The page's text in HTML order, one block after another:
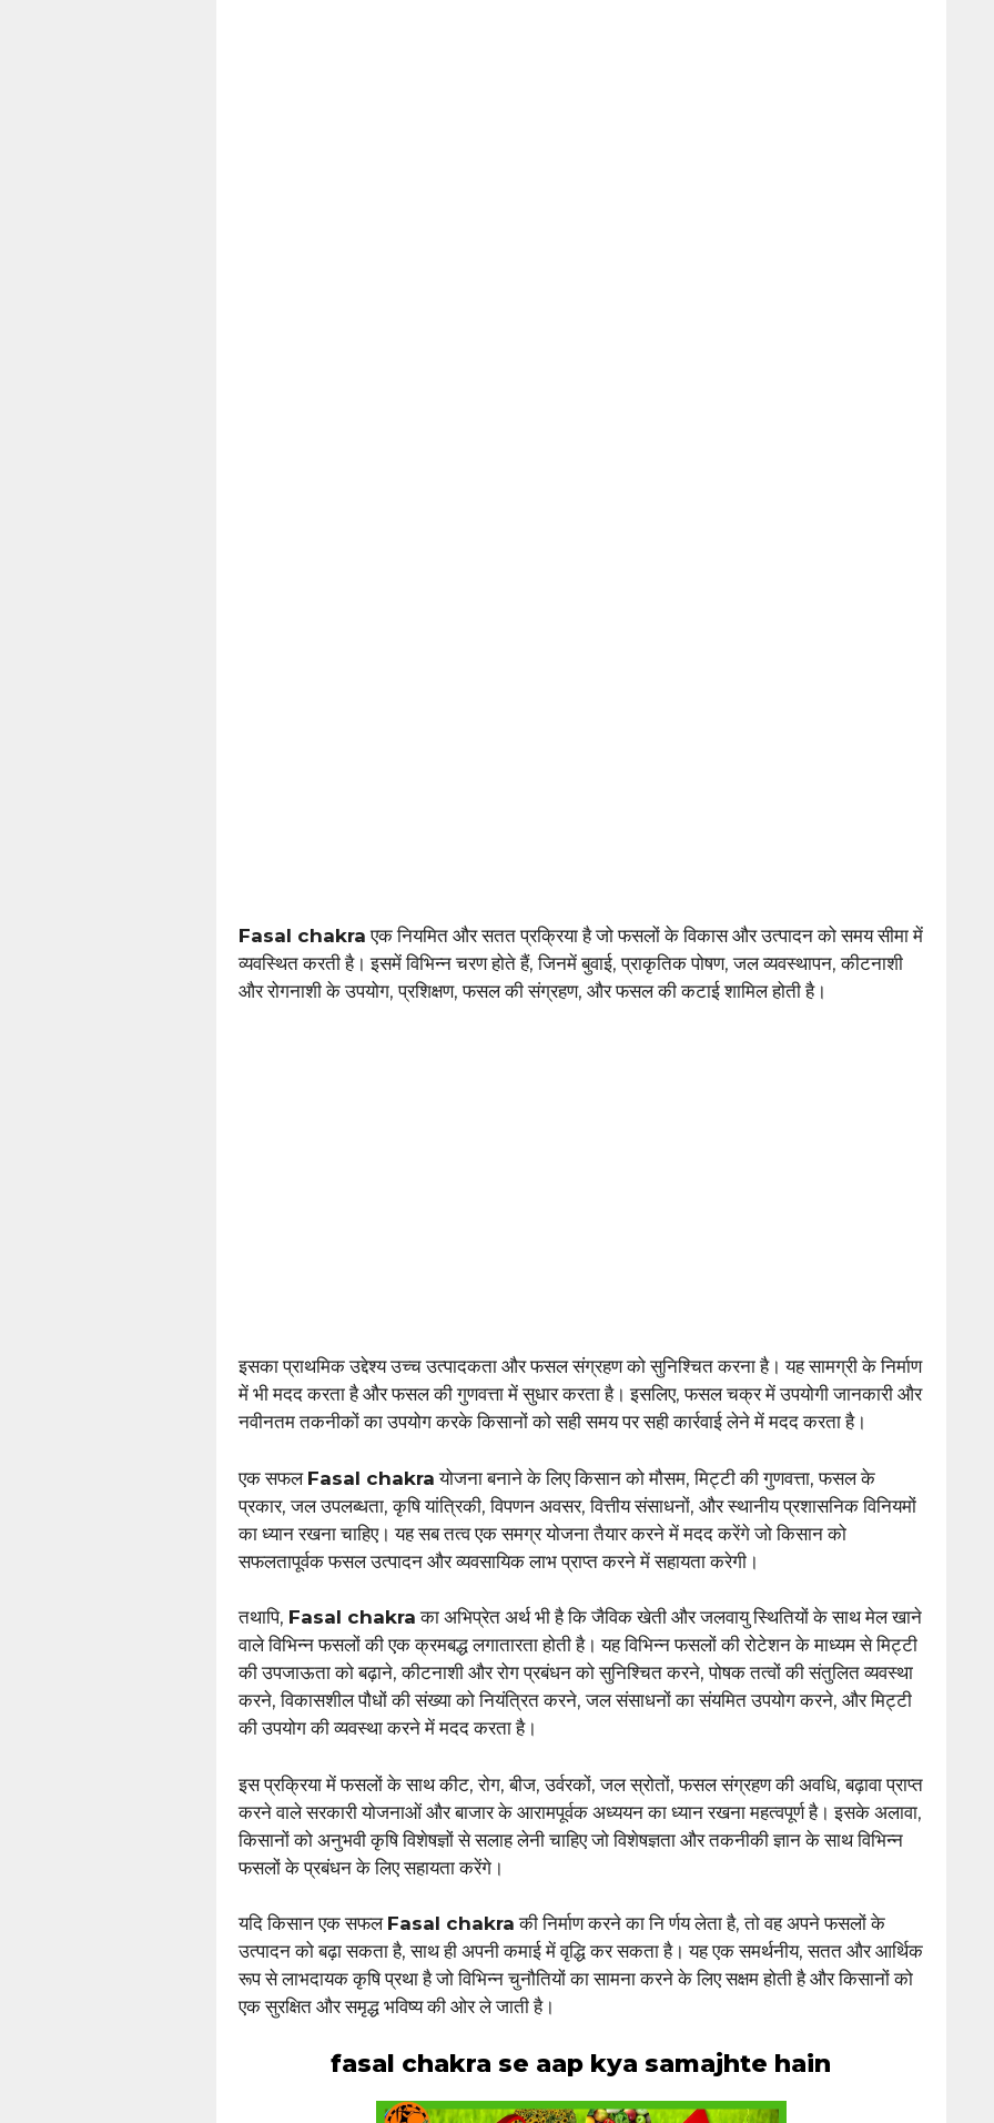
Fasal chakra एक नियमित और सतत प्रक्रिया है जो फसलों के विकास और उत्पादन को समय सीमा में
व्यवस्थित करती है। इसमें विभिन्न चरण होते हैं, जिनमें बुवाई, प्राकृतिक पोषण, जल व्यवस्थापन, कीटनाशी
और रोगनाशी के उपयोग, प्रशिक्षण, फसल की संग्रहण, और फसल की कटाई शामिल होती है।
इसका प्राथमिक उद्देश्य उच्च उत्पादकता और फसल संग्रहण को सुनिश्चित करना है। यह सामग्री के निर्माण
में भी मदद करता है और फसल की गुणवत्ता में सुधार करता है। इसलिए, फसल चक्र में उपयोगी जानकारी और
नवीनतम तकनीकों का उपयोग करके किसानों को सही समय पर सही कार्रवाई लेने में मदद करता है।
एक सफल Fasal chakra योजना बनाने के लिए किसान को मौसम, मिट्टी की गुणवत्ता, फसल के
प्रकार, जल उपलब्धता, कृषि यांत्रिकी, विपणन अवसर, वित्तीय संसाधनों, और स्थानीय प्रशासनिक विनियमों
का ध्यान रखना चाहिए। यह सब तत्व एक समग्र योजना तैयार करने में मदद करेंगे जो किसान को
सफलतापूर्वक फसल उत्पादन और व्यवसायिक लाभ प्राप्त करने में सहायता करेगी।
तथापि, Fasal chakra का अभिप्रेत अर्थ भी है कि जैविक खेती और जलवायु स्थितियों के साथ मेल खाने
वाले विभिन्न फसलों की एक क्रमबद्ध लगातारता होती है। यह विभिन्न फसलों की रोटेशन के माध्यम से मिट्टी
की उपजाऊता को बढ़ाने, कीटनाशी और रोग प्रबंधन को सुनिश्चित करने, पोषक तत्वों की संतुलित व्यवस्था
करने, विकासशील पौधों की संख्या को नियंत्रित करने, जल संसाधनों का संयमित उपयोग करने, और मिट्टी
की उपयोग की व्यवस्था करने में मदद करता है।
इस प्रक्रिया में फसलों के साथ कीट, रोग, बीज, उर्वरकों, जल स्रोतों, फसल संग्रहण की अवधि, बढ़ावा प्राप्त
करने वाले सरकारी योजनाओं और बाजार के आरामपूर्वक अध्ययन का ध्यान रखना महत्वपूर्ण है। इसके अलावा,
किसानों को अनुभवी कृषि विशेषज्ञों से सलाह लेनी चाहिए जो विशेषज्ञता और तकनीकी ज्ञान के साथ विभिन्न
फसलों के प्रबंधन के लिए सहायता करेंगे।
यदि किसान एक सफल Fasal chakra की निर्माण करने का नि र्णय लेता है, तो वह अपने फसलों के
उत्पादन को बढ़ा सकता है, साथ ही अपनी कमाई में वृद्धि कर सकता है। यह एक समर्थनीय, सतत और आर्थिक
रूप से लाभदायक कृषि प्रथा है जो विभिन्न चुनौतियों का सामना करने के लिए सक्षम होती है और किसानों को
एक सुरक्षित और समृद्ध भविष्य की ओर ले जाती है।
fasal chakra se aap kya samajhte hain